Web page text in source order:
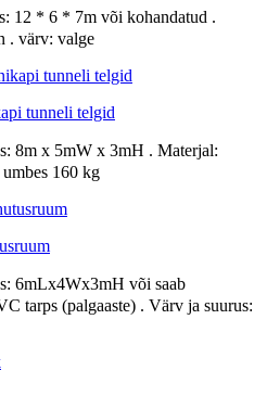
12 * 6 * 7m või kohandatud .
. värv: valge
tunneli telgid
8m x 5mW x 3mH . Materjal:
160 kg
6mLx4Wx3mH või saab
tarps (palgaaste) . Värv ja suurus: